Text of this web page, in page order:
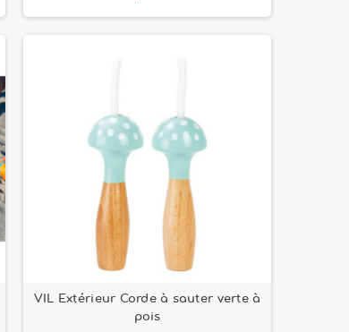
VIL Extérieur Corde à sauter verte à
pois